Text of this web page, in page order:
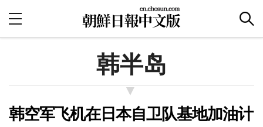
韩半岛
韩空军飞机在日本自卫队基地加油计